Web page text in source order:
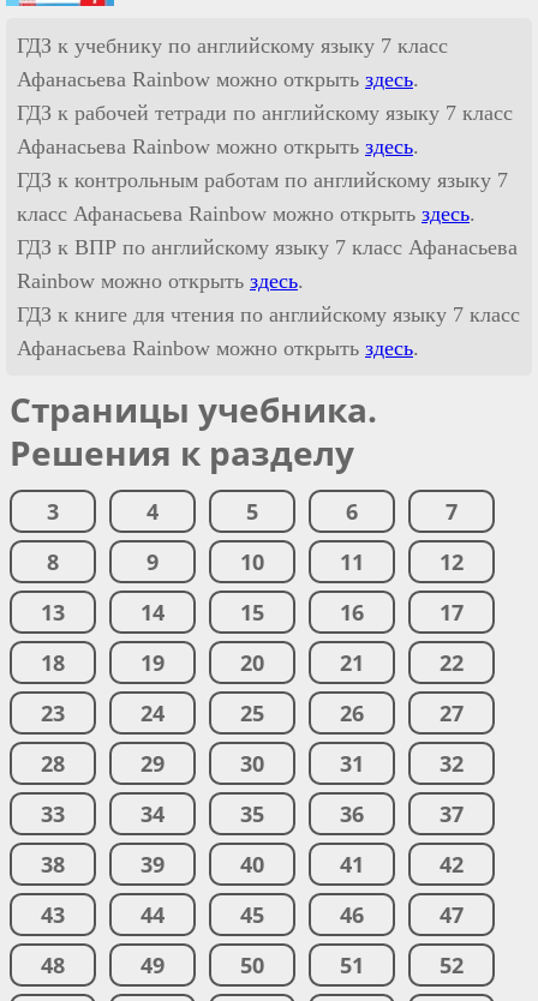
ГДЗ к учебнику по английскому языку 7 класс
Афанасьева Rainbow можно открыть здесь.
ГДЗ к рабочей тетради по английскому языку 7 класс
Афанасьева Rainbow можно открыть здесь.
ГДЗ к контрольным работам по английскому языку 7
класс Афанасьева Rainbow можно открыть здесь.
ГДЗ к ВПР по английскому языку 7 класс Афанасьева
Rainbow можно открыть здесь.
ГДЗ к книге для чтения по английскому языку 7 класс
Афанасьева Rainbow можно открыть здесь.
Страницы учебника.
Решения к разделу
3 4 5 6
7
8
9 10 11
12
13
14 15 16
17
18
19 20 21
22
23
24 25 26
27
28
29 30 31
32
33
34 35 36
37
38
39 40 41
42
43
44 45 46
47
48
49 50 51
52